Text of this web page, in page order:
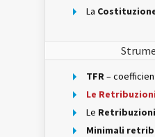
La
TFR–
Le
Le Retribuzioni
Minimali